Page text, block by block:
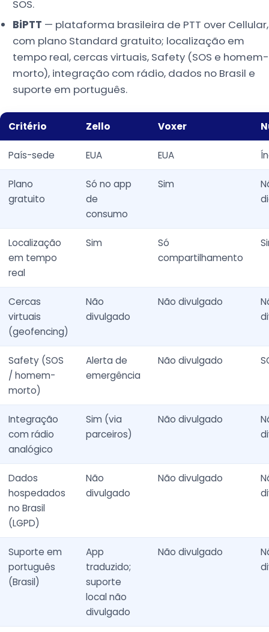
SOS.
BiPTT — plataforma brasileira de PTT over Cellular,
com plano Standard gratuito; localização em
tempo real, cercas virtuais, Safety (SOS e homem-
morto), integração com rádio, dados no Brasil e
suporte em português.
Critério Zello Voxer
País-sede EUA EUA
Plano
gratuito
Só no app
de
consumo
Sim
Localização
em tempo
real
Sim
Só
compartilhamento
Cercas
virtuais
(geofencing)
Não
divulgado
Não divulgado
Safety (SOS
/ homem-
morto)
Alerta de
emergência
Não divulgado
Integração
com rádio
analógico
Sim (via
parceiros)
Não divulgado
Dados
hospedados
no Brasil
(LGPD)
Não
divulgado
Não divulgado
Suporte em
português
(Brasil)
App
traduzido;
suporte
local não
divulgado
Não divulgado